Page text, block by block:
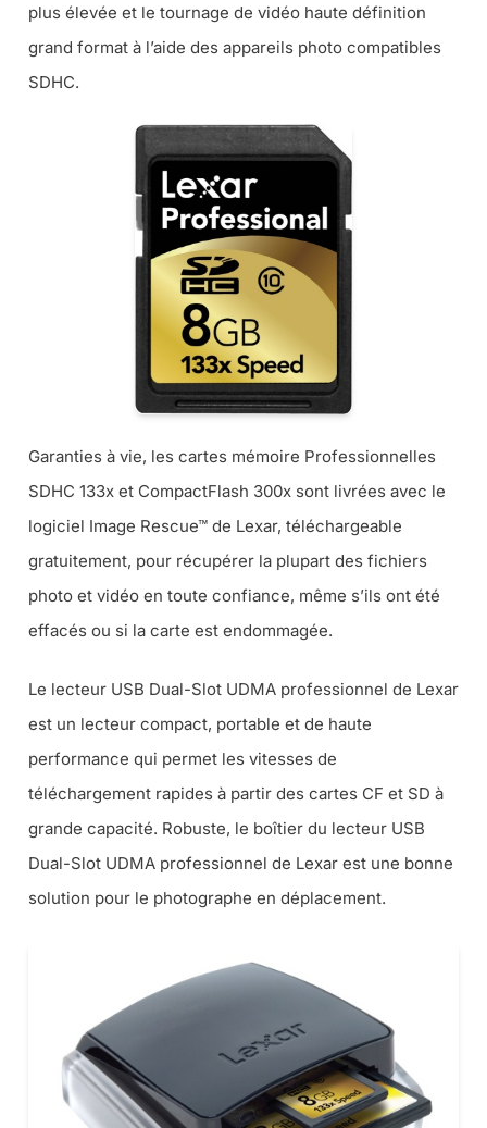
plus élevée et le tournage de vidéo haute définition
grand format à l’aide des appareils photo compatibles
SDHC.
Garanties à vie, les cartes mémoire Professionnelles
SDHC 133x et CompactFlash 300x sont livrées avec le
logiciel Image Rescue™ de Lexar, téléchargeable
gratuitement, pour récupérer la plupart des fichiers
photo et vidéo en toute confiance, même s’ils ont été
effacés ou si la carte est endommagée.
Le lecteur USB Dual-Slot UDMA professionnel de Lexar
est un lecteur compact, portable et de haute
performance qui permet les vitesses de
téléchargement rapides à partir des cartes CF et SD à
grande capacité. Robuste, le boîtier du lecteur USB
Dual-Slot UDMA professionnel de Lexar est une bonne
solution pour le photographe en déplacement.